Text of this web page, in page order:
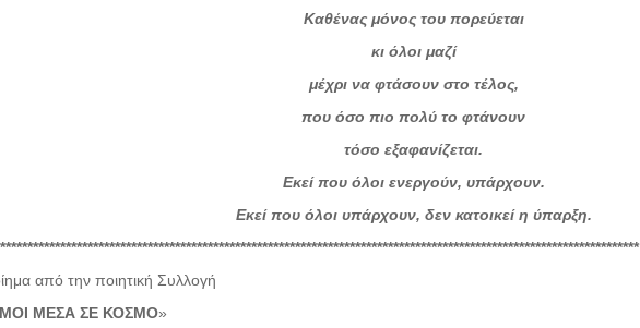
Καθένας μόνος του πορεύεται
κι όλοι μαζί
μέχρι να φτάσουν στο τέλος,
που όσο πιο πολύ το φτάνουν
τόσο εξαφανίζεται.
Εκεί που όλοι ενεργούν, υπάρχουν.
Εκεί που όλοι υπάρχουν, δεν κατοικεί η ύπαρξη.
από την ποιητική Συλλογή
ΜΕΣΑ ΣΕ ΚΟΣΜΟ»